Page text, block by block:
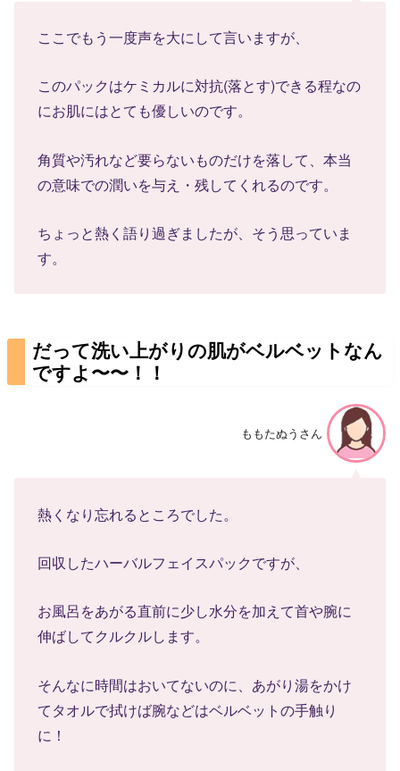
ここでもう一度声を大にして言いますが、
このパックはケミカルに対抗(落とす)できる程なの
にお肌にはとても優しいのです。
角質や汚れなど要らないものだけを落して、本当
の意味での潤いを与え・残してくれるのです。
ちょっと熱く語り過ぎましたが、そう思っていま
す。
だって洗い上がりの肌がベルベットなん
ですよ〜〜！！
ももたぬうさん
熱くなり忘れるところでした。
回収したハーバルフェイスパックですが、
お風呂をあがる直前に少し水分を加えて首や腕に
伸ばしてクルクルします。
そんなに時間はおいてないのに、あがり湯をかけ
てタオルで拭けば腕などはベルベットの手触り
に！